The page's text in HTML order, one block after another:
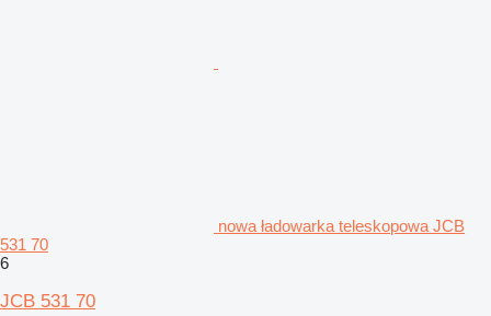
nowa ładowarka teleskopowa JCB
531 70
6
JCB 531 70